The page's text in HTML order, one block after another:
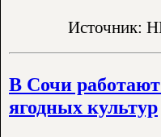
Источник:
В Сочи
ягодных культур